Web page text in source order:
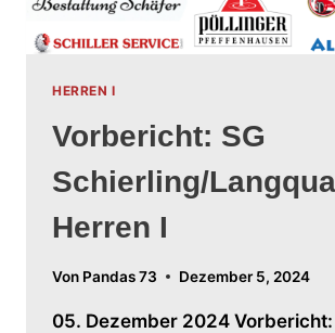
HERREN I
Vorbericht: SG
Schierling/
Herren I
Von Pandas 73 Dezember 5, 2024
05. Dezember 2024 Vorbericht: